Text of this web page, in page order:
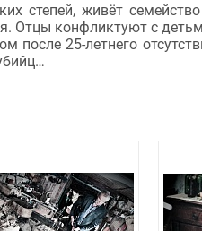
степей, живёт
Отцы конфликтуют с
после 25-летнего